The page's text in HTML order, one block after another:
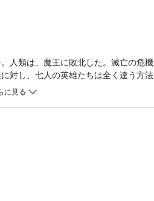
人類は、魔王に敗北した。滅亡の危
対し、七人の英雄たちは全く違う方法
禁道師」「獣人」。それぞれの英雄は